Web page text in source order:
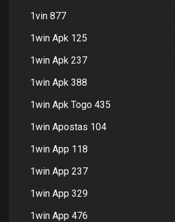
1vin 877
1win Apk 125
1win Apk 237
1win Apk 388
1win Apk Togo 435
1win Apostas 104
1win App 118
1win App 237
1win App 329
1win App 476